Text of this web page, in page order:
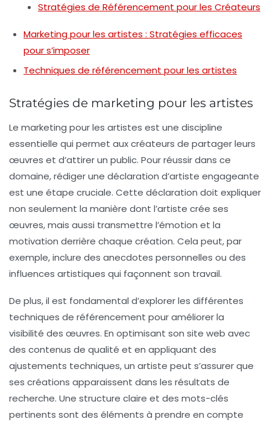
Stratégies de Référencement pour les Créateurs
Marketing pour les artistes : Stratégies efficaces
pour s’imposer
Techniques de référencement pour les artistes
Stratégies de marketing pour les artistes
Le marketing pour les artistes est une discipline
essentielle qui permet aux créateurs de partager leurs
œuvres et d’attirer un public. Pour réussir dans ce
domaine,rédiger une déclaration d’artiste engageante
est une étape cruciale. Cette déclaration doit expliquer
non seulement la manière dont l’artiste crée ses
œuvres, mais aussi transmettre l’émotion et la
motivation derrière chaque création. Cela peut, par
exemple, inclure des anecdotes personnelles ou des
influences artistiques qui façonnent son travail.
De plus, il est fondamental d’explorer les différentes
techniques de référencement pour améliorer la
visibilité des œuvres. En optimisant son site web avec
des contenus de qualité et en appliquant des
ajustements techniques, un artiste peut s’assurer que
ses créations apparaissent dans les résultats de
recherche. Une structure claire et des mots-clés
pertinents sont des éléments à prendre en compte